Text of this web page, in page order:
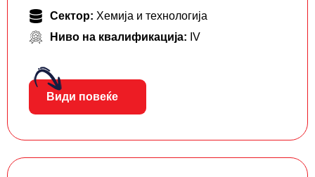
Сектор: Хемија и технологија
Ниво на квалификација: IV
Види повеќе